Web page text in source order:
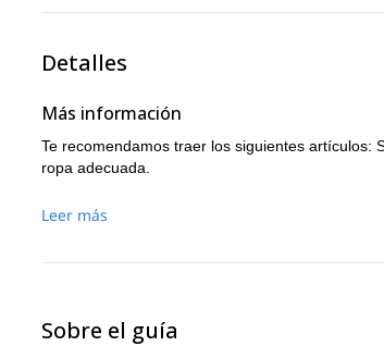
Detalles
Más información
Te recomendamos traer los siguientes artículos:
ropa adecuada.
Leer más
Sobre el guía